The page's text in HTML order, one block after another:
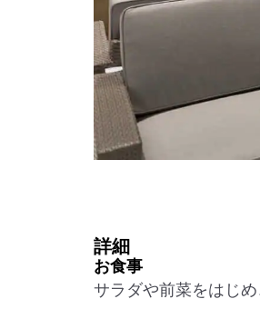
詳細
お食事
サラダや前菜をはじ